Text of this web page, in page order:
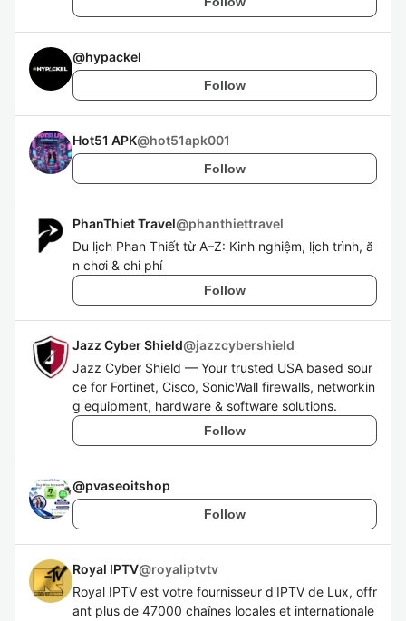
@hypackel
Follow
Hot51 APK@hot51apk001
Follow
PhanThiet Travel@phanthiettravel
Du lịch Phan Thiết từ A–Z: Kinh nghiệm, lịch trình, ă
n chơi & chi phí
Follow
Jazz Cyber Shield@jazzcybershield
Jazz Cyber Shield — Your trusted USA based sour
ce for Fortinet, Cisco, SonicWall firewalls, networkin
g equipment, hardware & software solutions.
Follow
@pvaseoitshop
Follow
Royal IPTV@royaliptvtv
Royal IPTV est votre fournisseur d'IPTV de Lux, offr
ant plus de 47000 chaînes locales et internationale